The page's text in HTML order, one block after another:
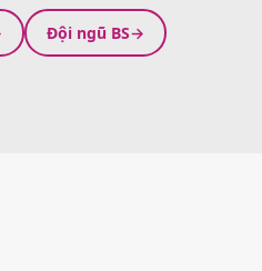
Đội ngũ BS